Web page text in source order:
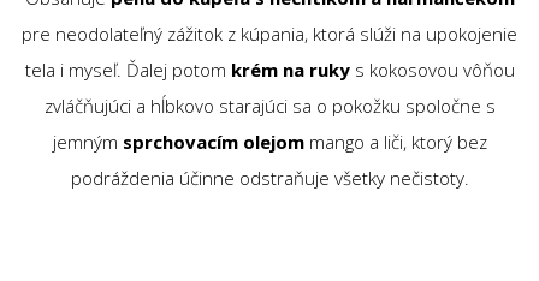
pre neodolateľný zážitok z kúpania, ktorá slúži na upokojenie
tela i myseľ. Ďalej potom krém na rukys kokosovou vôňou
zvláčňujúci a hĺbkovo starajúci sa o pokožku spoločne s
jemným sprchovacím olejommango a liči, ktorý bez
podráždenia účinne odstraňuje všetky nečistoty.